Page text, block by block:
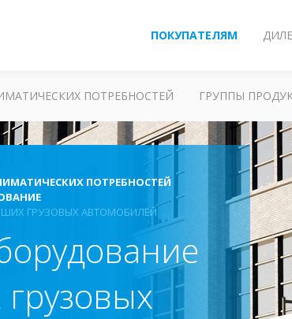
ПОКУПАТЕЛЯМ
ПОТРЕБНОСТЕЙ ГРУППЫ
ПОТРЕБНОСТЕЙ
ГРУЗОВЫХ АВТОМОБИЛЕЙ